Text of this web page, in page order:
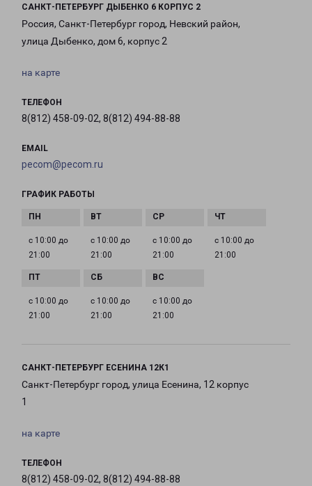
САНКТ-ПЕТЕРБУРГ ДЫБЕНКО 6 КОРПУС 2
Россия, Санкт-Петербург город, Невский район,
улица Дыбенко, дом 6, корпус 2
на карте
ТЕЛЕФОН
8(812) 458-09-02, 8(812) 494-88-88
EMAIL
pecom@pecom.ru
ГРАФИК РАБОТЫ
с 10:00 до
21:00
с 10:00 до
21:00
с 10:00 до
21:00
с 10:00 до
21:00
с 10:00 до
21:00
с 10:00 до
21:00
с 10:00 до
21:00
САНКТ-ПЕТЕРБУРГ ЕСЕНИНА 12К1
Санкт-Петербург город, улица Есенина, 12 корпус
1
на карте
ТЕЛЕФОН
8(812) 458-09-02, 8(812) 494-88-88